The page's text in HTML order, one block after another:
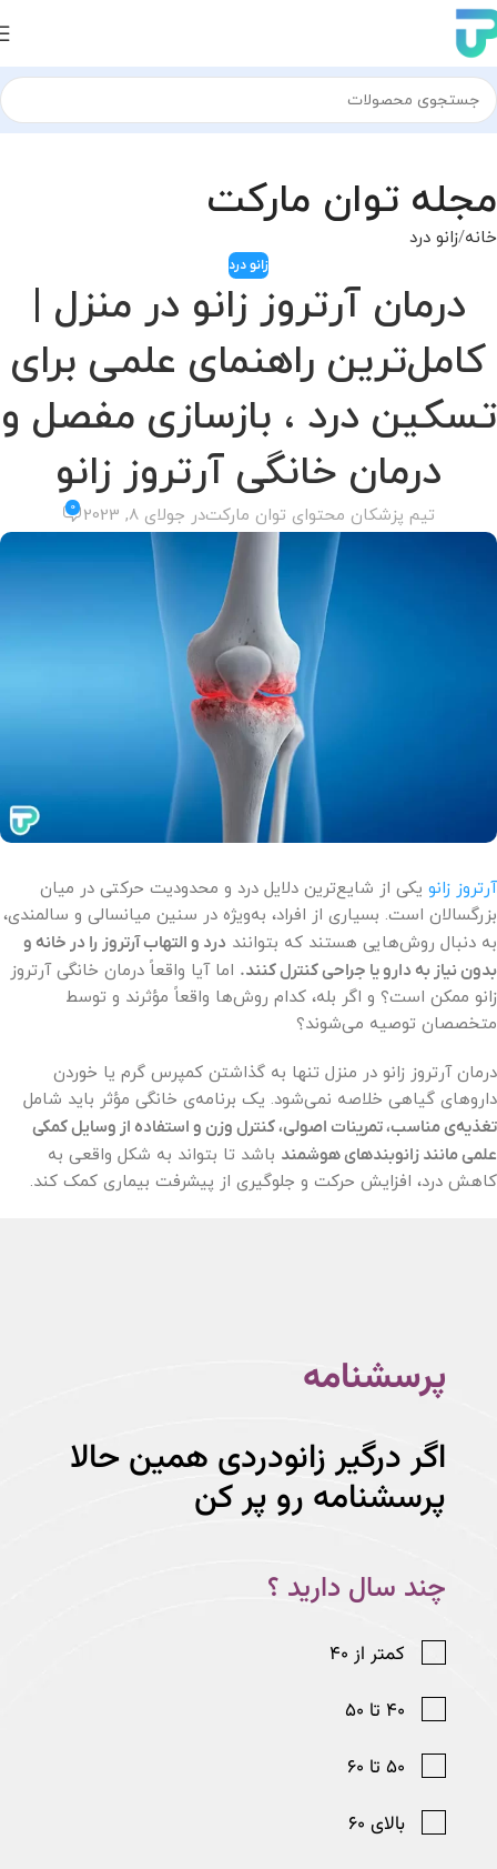
مجله توان مارکت
خانه زانو درد
زانو درد
درمان آرتروز زانو در منزل |
کامل‌ترین راهنمای علمی برای
تسکین درد ، بازسازی مفصل و
درمان خانگی آرتروز زانو
تیم پزشکان محتوای توان مارکتدر جولای 8, 2023 0
آرتروز زانو یکی از شایع‌ترین دلایل درد و محدودیت حرکتی در میان
بزرگسالان است. بسیاری از افراد، به‌ویژه در سنین میانسالی و سالمندی،
به دنبال روش‌هایی هستند که بتوانند درد و التهاب آرتروز را در خانه و
بدون نیاز به دارو یا جراحی کنترل کنند. اما آیا واقعاً درمان خانگی آرتروز
زانو ممکن است؟ و اگر بله، کدام روش‌ها واقعاً مؤثرند و توسط
متخصصان توصیه می‌شوند؟
درمان آرتروز زانو در منزل تنها به گذاشتن کمپرس گرم یا خوردن
داروهای گیاهی خلاصه نمی‌شود. یک برنامه‌ی خانگی مؤثر باید شامل
تغذیه‌ی مناسب، تمرینات اصولی، کنترل وزن و استفاده از وسایل کمکی
علمی مانند زانوبندهای هوشمند باشد تا بتواند به شکل واقعی به
کاهش درد، افزایش حرکت و جلوگیری از پیشرفت بیماری کمک کند.